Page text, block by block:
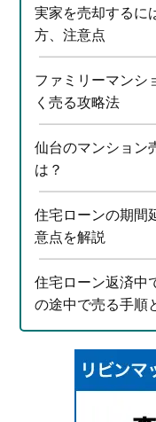
実家を売却するに
方、注意点
ファミリーマンシ
く売る攻略法
仙台のマンション
は？
住宅ローンの期間
意点を解説
住宅ローン返済中
の途中で売る手順